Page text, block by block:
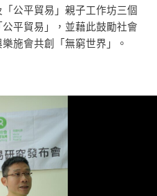
公平貿易」親子工作坊三個
平貿易」，並藉此鼓勵社會
施會共創「無窮世界」。